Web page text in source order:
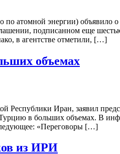
атомной энергии) объявило
подписанном еще
в агентстве отметили, […]
объемах
Иран, заявил
в больших объемах. В
«Переговоры […]
из ИРИ